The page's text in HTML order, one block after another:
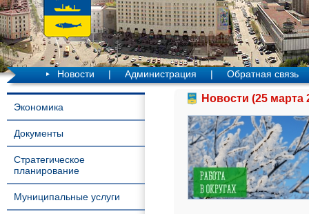
Новости | Администрация | Обратная связь
Экономика
Документы
Стратегическое
планирование
Муниципальные услуги
Новости (25 марта